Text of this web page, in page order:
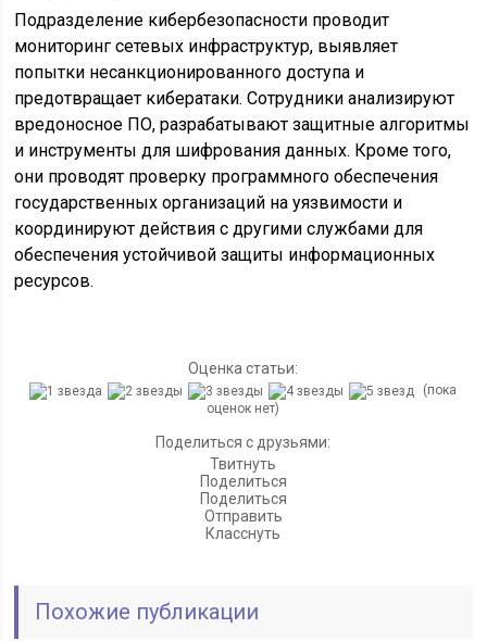
Подразделение кибербезопасности проводит
мониторинг сетевых инфраструктур, выявляет
попытки несанкционированного доступа и
предотвращает кибератаки. Сотрудники анализируют
вредоносное ПО, разрабатывают защитные алгоритмы
и инструменты для шифрования данных. Кроме того,
они проводят проверку программного обеспечения
государственных организаций на уязвимости и
координируют действия с другими службами для
обеспечения устойчивой защиты информационных
ресурсов.
Оценка статьи:
(пока
оценок нет)
Поделиться с друзьями:
Твитнуть
Поделиться
Поделиться
Отправить
Класснуть
Похожие публикации